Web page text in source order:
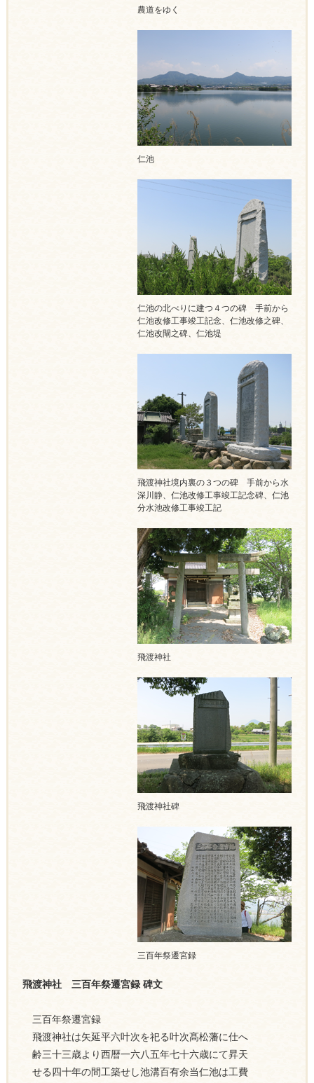
農道をゆく
仁池
仁池の北べりに建つ４つの碑 手前から
仁池改修工事竣工記念、仁池改修之碑、
仁池改閘之碑、仁池堤
飛渡神社境内裏の３つの碑 手前から水
深川静、仁池改修工事竣工記念碑、仁池
分水池改修工事竣工記
飛渡神社
飛渡神社碑
三百年祭遷宮録
飛渡神社 三百年祭遷宮録 碑文
三百年祭遷宮録
飛渡神社は矢延平六叶次を祀る叶次髙松藩に仕へ
齢三十三歳より西暦一六八五年七十六歳にて昇天
せる四十年の間工築せし池溝百有余当仁池は工費